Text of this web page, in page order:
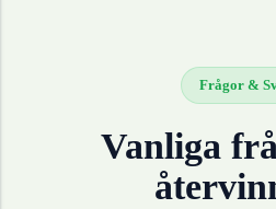
Frågor &
Vanliga